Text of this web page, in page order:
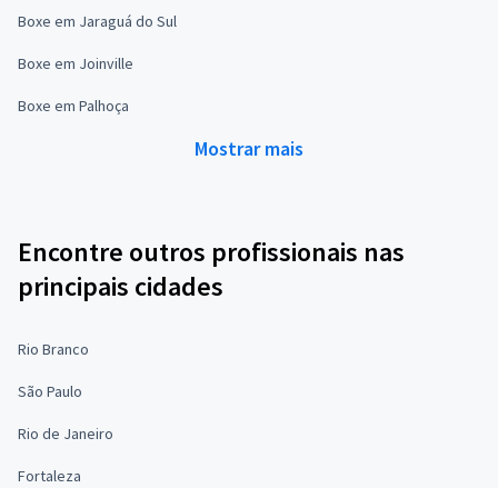
Boxe em Jaraguá do Sul
Boxe em Joinville
Boxe em Palhoça
Mostrar mais
Encontre outros profissionais nas
principais cidades
Rio Branco
São Paulo
Rio de Janeiro
Fortaleza